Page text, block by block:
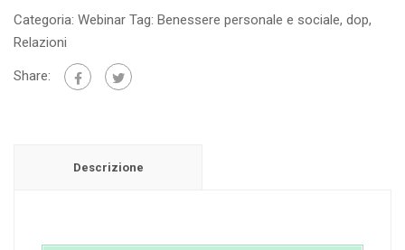
Categoria: Webinar Tag: Benessere personale e sociale, dop,
Relazioni
Share:
Descrizione